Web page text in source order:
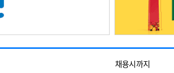
수련환경 개선
의과대학 입시
정책/통계
~2026-08-31
채용시까지
채용시까지